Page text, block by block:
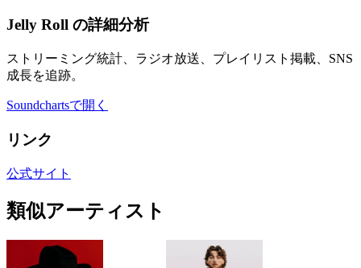
Jelly Roll の詳細分析
ストリーミング統計、ラジオ放送、プレイリスト掲載、SNS
成長を追跡。
Soundchartsで開く
リンク
公式サイト
類似アーティスト